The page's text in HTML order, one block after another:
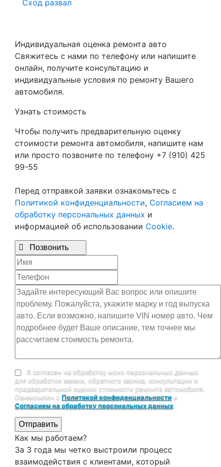
Сход развал
Индивидуальная оценка ремонта авто
Свяжитесь с нами по телефону или напишите
онлайн, получите консультацию и
индивидуальные условия по ремонту Вашего
автомобиля.
Узнать стоимость
Чтобы получить предварительную оценку
стоимости ремонта автомобиля, напишите нам
или просто позвоните по телефону +7 (910) 425
99-55
Перед отправкой заявки ознакомьтесь с
Политикой конфиденциальности, Согласием на
обработку персональных данных и
информацией об использовании Cookie.
 Позвонить
Я согласен на обработку моих персональных данных
для обработки заявки, обратного звонка, консультации и
предварительной оценки стоимости ремонта автомобиля.
Ознакомлен с Политикой конфиденциальности и
Согласием на обработку персональных данных
Отправить
Как мы работаем?
За 3 года мы четко выстроили процесс
взаимодействия с клиентами, который